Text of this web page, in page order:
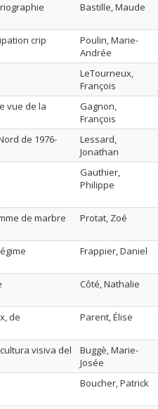
Bastille, Maude
crip
Poulin, Marie-
Andrée
LeTourneux,
François
vue de la
Gagnon,
François
de 1976-
Lessard,
Jonathan
Gauthier,
Philippe
de marbre
Protat, Zoé
Frappier, Daniel
Côté, Nathalie
de
Parent, Élise
visiva del
Buggè, Marie-
Josée
Boucher, Patrick